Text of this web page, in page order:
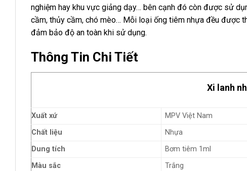
nghiệm hay khu vực giảng dạy… bên cạnh đó còn được sử
cầm, thủy cầm, chó mèo… Mỗi loại ống tiêm nhựa đều được
đảm bảo độ an toàn khi sử dụng.
Thông Tin Chi Tiết
Xi lanh
Xuất xứ
MPV Việt Nam
Chất liệu
Nhựa
Dung tích
Bơm tiêm 1ml
Màu sắc
Trắng